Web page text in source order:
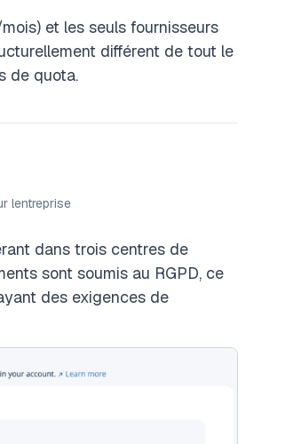
et les seuls fournisseurs
différent de tout le
de quota.
lentreprise
dans trois centres de
sont soumis au RGPD, ce
des exigences de